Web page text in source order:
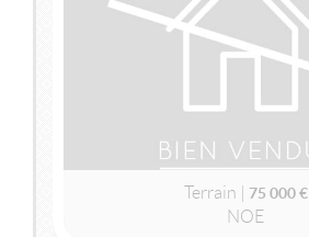
Terrain | 75 000 €
NOE
75 000 €